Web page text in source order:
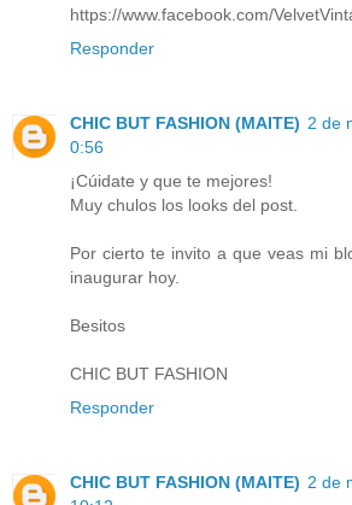
https://www.facebook.com/
Responder
CHIC BUT FASHION (MAITE) 2 de
0:56
¡Cúidate y que te mejores!
Muy chulos los looks del post.
Por cierto te invito a que veas mi
inaugurar hoy.
Besitos
CHIC BUT FASHION
Responder
CHIC BUT FASHION (MAITE) 2 de